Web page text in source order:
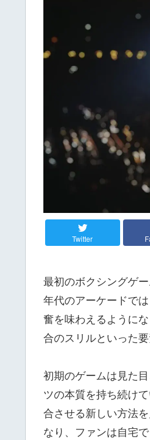
Twitter
最初のボクシングゲ
年代のアーケードで
奮を味わえるように
合のスリルといった
初期のゲームは見た
ツの本質を持ち続け
合させる新しい方法
なり、ファンは自宅